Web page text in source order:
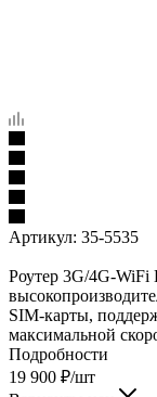
Артикул: 35-5535
Роутер 3G/4G-WiFi
SIM-карты,
максимальной
Подробности
19 900 ₽/шт